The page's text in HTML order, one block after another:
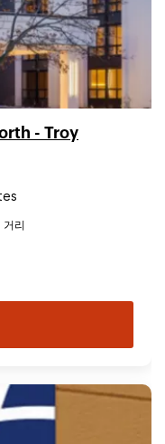
- Troy
리